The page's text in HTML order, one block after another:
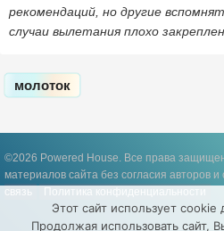
рекомендаций, но другие
случаи вылетания плохо
молоток
©2026 Powered House. Все права
материалов сайта без согласия авторов и
связь
Политика конфиденциальности
Этот сайт использует
Продолжая использовать сайт,